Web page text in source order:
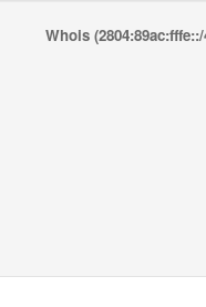
Whois(2804:89ac:fffe::/